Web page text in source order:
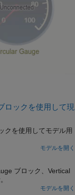
ロックを使用して現
クを使用してモデル用
モデルを開く
ブロック、 Vertical
モデルを開く